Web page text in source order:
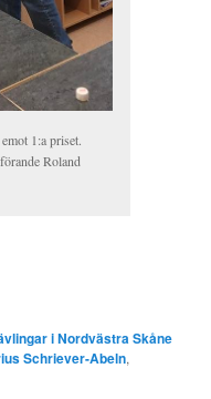
1:a priset.
Roland
i Nordvästra Skåne
Schriever-Abeln,